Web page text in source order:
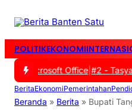
POLITIKEKONOMI
Microsoft Office|#2 -
BeritaEkonomiPemerintahan
Beranda » Berita » Bupati